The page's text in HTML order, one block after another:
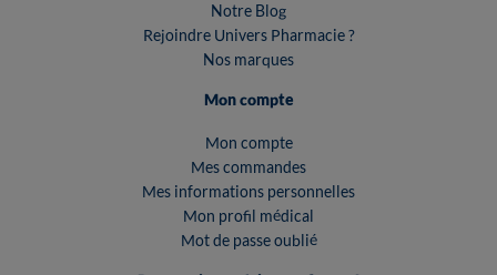
Notre Blog
Rejoindre Univers Pharmacie ?
Nos marques
Mon compte
Mon compte
Mes commandes
Mes informations personnelles
Mon profil médical
Mot de passe oublié